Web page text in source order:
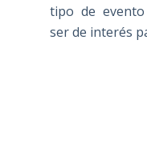
tipo de evento
ser de interés